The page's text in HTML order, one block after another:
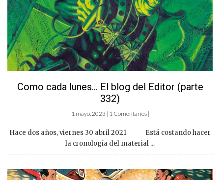
Como cada lunes… El blog del Editor (parte
332)
1 mayo, 2023 | 1 Comentarios |
Hace dos años, viernes 30 abril 2021 Está costando hacer
la cronología del material ...